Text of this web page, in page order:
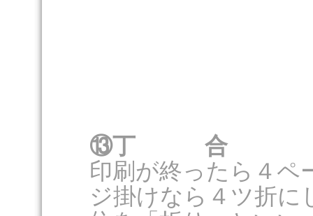
⑬丁 合
印刷が終ったら４ペ
ジ掛けなら４ツ折に